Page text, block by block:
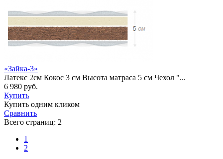
«Зайка-3»
Латекс 2см Кокос 3 см Высота матраса 5 см Чехол "...
6 980 руб.
Купить
Купить одним кликом
Сравнить
Всего страниц: 2
1
2